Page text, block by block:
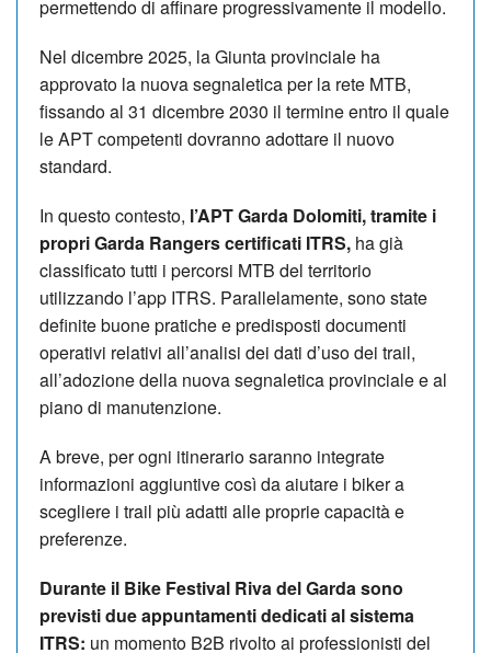
permettendo di affinare progressivamente il modello.
Nel dicembre 2025, la Giunta provinciale ha
approvato la nuova segnaletica per la rete MTB,
fissando al 31 dicembre 2030 il termine entro il quale
le APT competenti dovranno adottare il nuovo
standard.
In questo contesto, l’APT Garda Dolomiti, tramite i
propri Garda Rangers certificati ITRS, ha già
classificato tutti i percorsi MTB del territorio
utilizzando l’app ITRS. Parallelamente, sono state
definite buone pratiche e predisposti documenti
operativi relativi all’analisi dei dati d’uso dei trail,
all’adozione della nuova segnaletica provinciale e al
piano di manutenzione.
A breve, per ogni itinerario saranno integrate
informazioni aggiuntive così da aiutare i biker a
scegliere i trail più adatti alle proprie capacità e
preferenze.
Durante il Bike Festival Riva del Garda sono
previsti due appuntamenti dedicati al sistema
ITRS: un momento B2B rivolto ai professionisti del